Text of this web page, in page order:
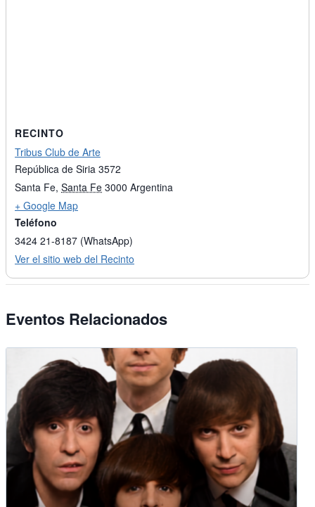
RECINTO
Tribus Club de Arte
República de Siria 3572
Santa Fe, Santa Fe 3000 Argentina
+ Google Map
Teléfono
3424 21-8187 (WhatsApp)
Ver el sitio web del Recinto
Eventos Relacionados